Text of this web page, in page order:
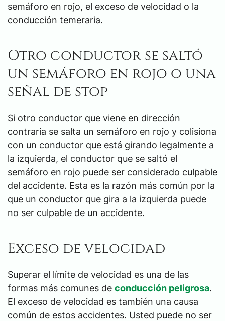
semáforo en rojo, el exceso de velocidad o la
conducción temeraria.
Otro conductor se saltó
un semáforo en rojo o una
señal de stop
Si otro conductor que viene en dirección
contraria se salta un semáforo en rojo y colisiona
con un conductor que está girando legalmente a
la izquierda, el conductor que se saltó el
semáforo en rojo puede ser considerado culpable
del accidente. Esta es la razón más común por la
que un conductor que gira a la izquierda puede
no ser culpable de un accidente.
Exceso de velocidad
Superar el límite de velocidad es una de las
formas más comunes de conducción peligrosa.
El exceso de velocidad es también una causa
común de estos accidentes. Usted puede no ser